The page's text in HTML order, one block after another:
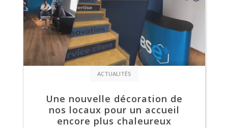
ACTUALITÉS
Une nouvelle décoration de
nos locaux pour un accueil
encore plus chaleureux